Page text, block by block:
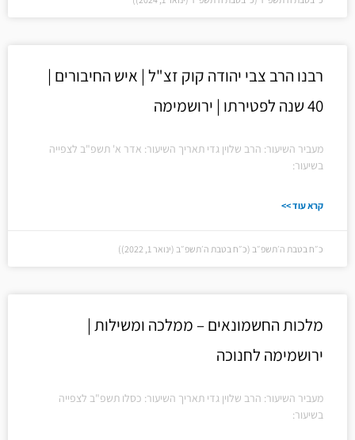
רבנו הרב צבי יהודה קוק זצ"ל | איש החיבורים |
40 שנה לפטירתו | ירושמימה
מעביר השיעור: הרב שלוין גדי תאריך השיעור: אדר א' תשפ"ב לצפייה
בשיעור:
קרא עוד >>
כ״ח בטבת ה׳תשפ״ב (כ״ח בטבת ה׳תשפ״ב (ינואר 1, 2022))
מלכות החשמונאים – ממלכה ומשילות |
ירושמימה לחנוכה
מעביר השיעור: הרב שלוין גדי תאריך השיעור: כסלו תשפ"ב לצפייה
בשיעור: